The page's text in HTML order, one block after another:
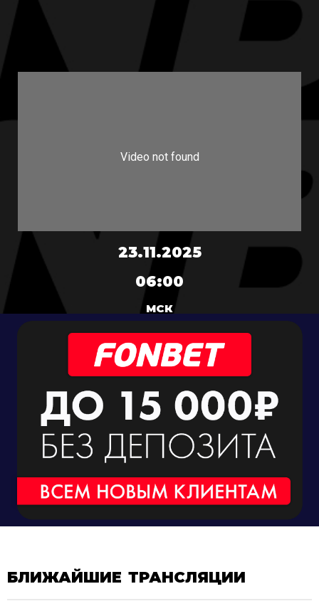
23.11.2025
06:00
МСК
БЛИЖАЙШИЕ ТРАНСЛЯЦИИ